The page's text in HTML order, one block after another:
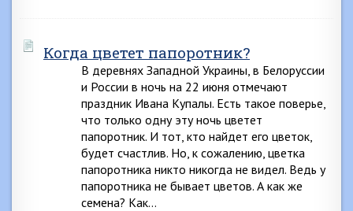
Когда цветет папоротник?
В деревнях Западной Украины, в Белоруссии
и России в ночь на 22 июня отмечают
праздник Ивана Купалы. Есть такое поверье,
что только одну эту ночь цветет
папоротник. И тот, кто найдет его цветок,
будет счастлив. Но, к сожалению, цветка
папоротника никто никогда не видел. Ведь у
папоротника не бывает цветов. А как же
семена? Как…